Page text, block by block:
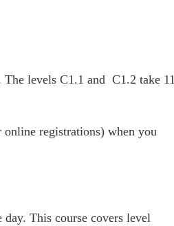
levels C1.1 and C1.2 take 11
registrations) when you
This course covers level